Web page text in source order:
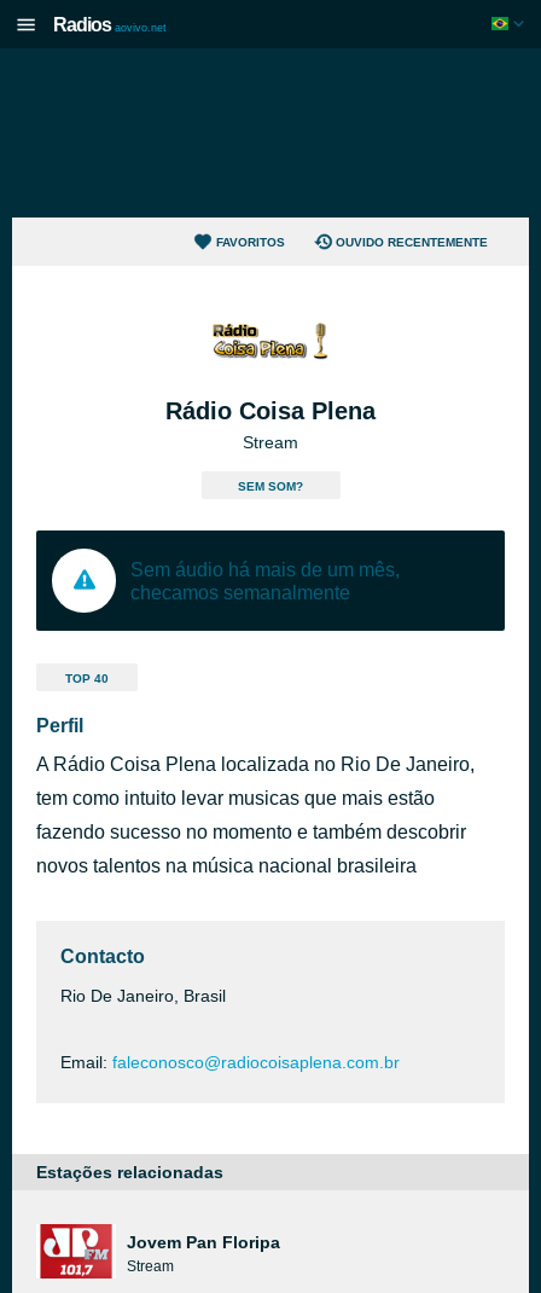
Radios aovivo.net
FAVORITOS OUVIDO RECENTEMENTE
Rádio Coisa Plena
Stream
SEM SOM?
Sem áudio há mais de um mês,
checamos semanalmente
TOP 40
Perfil
A Rádio Coisa Plena localizada no Rio De Janeiro,
tem como intuito levar musicas que mais estão
fazendo sucesso no momento e também descobrir
novos talentos na música nacional brasileira
Contacto
Rio De Janeiro, Brasil
Email: faleconosco@radiocoisaplena.com.br
Estações relacionadas
Jovem Pan Floripa
Stream